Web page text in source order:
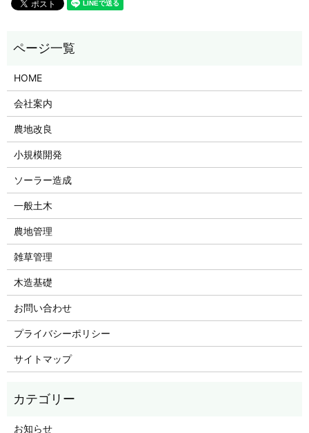
HOME
会社案内
農地改良
小規模開発
ソーラー造成
一般土木
農地管理
雑草管理
木造基礎
お問い合わせ
プライバシーポリシー
サイトマップ
お知らせ